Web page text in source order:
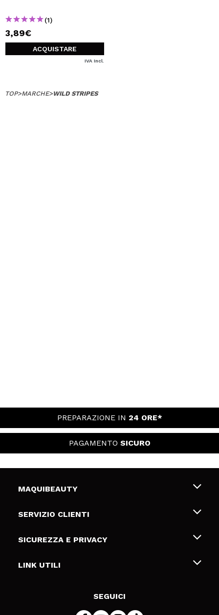
(1)
3,89€
ACQUISTARE
IVA Incl.
TOP>MARCHE>WILD STRIPES
PREPARAZIONE IN 24 ORE*
PAGAMENTO SICURO
MAQUIBEAUTY
Chi siamo
Gift Cards
SERVIZIO CLIENTI
Spedizioni & Resi
Metodi di pagamamento
SICUREZZA E PRIVACY
Termini e condizioni
LINK UTILI
SEGUICI